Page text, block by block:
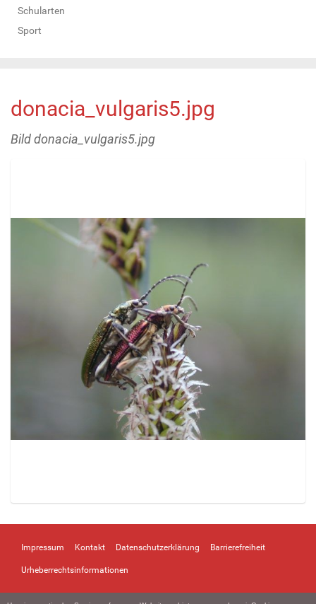
Schularten
Sport
donacia_vulgaris5.jpg
Bild donacia_vulgaris5.jpg
e
g
e
i
Impressum Kontakt Datenschutzerklärung Barrierefreiheit
Urheberrechtsinformationen